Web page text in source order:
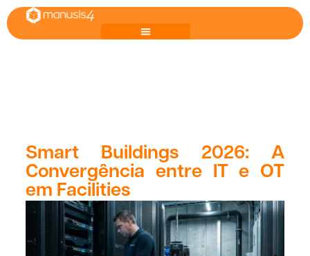
Smart Buildings 2026: A
Convergência entre IT e OT
em Facilities